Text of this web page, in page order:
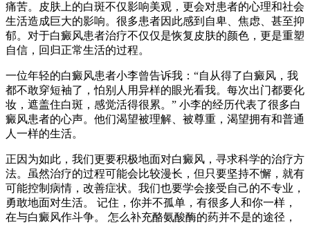
痛苦。皮肤上的白斑不仅影响美观，更会对患者的心理和社会
生活造成巨大的影响。很多患者因此感到自卑、焦虑、甚至抑
郁。对于白癜风患者治疗不仅仅是恢复皮肤的颜色，更是重塑
自信，回归正常生活的过程。
一位年轻的白癜风患者小李曾告诉我：“自从得了白癜风，我
都不敢穿短袖了，怕别人用异样的眼光看我。每次出门都要化
妆，遮盖住白斑，感觉活得很累。” 小李的经历代表了很多白
癜风患者的心声。他们渴望被理解、被尊重，渴望拥有和普通
人一样的生活。
正因为如此，我们更要积极地面对白癜风，寻求科学的治疗方
法。虽然治疗的过程可能会比较漫长，但只要坚持不懈，就有
可能控制病情，改善症状。我们也要学会接受自己的不专业，
勇敢地面对生活。 记住，你并不孤单，有很多人和你一样，
在与白癜风作斗争。 怎么补充酪氨酸酶的药并不是的途径，